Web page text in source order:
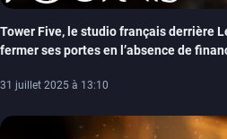
Tower Five, le studio français derrière
fermer ses portes en l’absence de
31 juillet 2025 à 13:10